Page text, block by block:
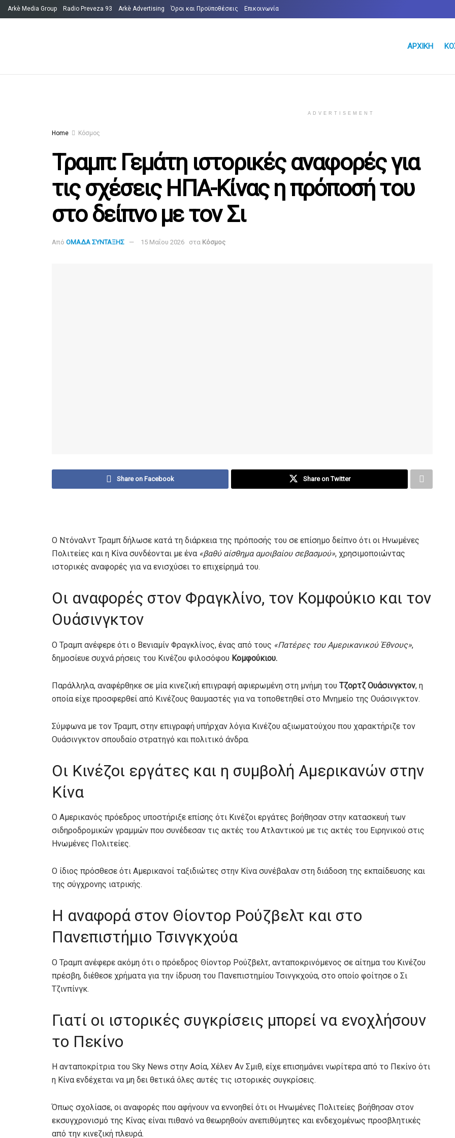
Arkè Media Group Radio Preveza 93 Arkè Advertising Όροι και Προϋποθέσεις Επικοινωνία
ΑΡΧΙΚΉ
ADVERTISEMENT
Home Κόσμος
Τραμπ: Γεμάτη ιστορικές αναφορές για
τις σχέσεις ΗΠΑ-Κίνας η πρόποσή του
στο δείπνο με τον Σι
Από ΟΜΑΔΑ ΣΥΝΤΑΞΗΣ 15 Μαΐου 2026 στα Κόσμος
Share on Facebook Share on Twitter
Ο Ντόναλντ Τραμπ δήλωσε κατά τη διάρκεια της πρόποσής του σε επίσημο δείπνο ότι οι Ηνωμένες
Πολιτείες και η Κίνα συνδέονται με ένα «βαθύ αίσθημα αμοιβαίου σεβασμού», χρησιμοποιώντας
ιστορικές αναφορές για να ενισχύσει το επιχείρημά του.
Οι αναφορές στον Φραγκλίνο, τον Κομφούκιο και τον
Ουάσινγκτον
Ο Τραμπ ανέφερε ότι ο Βενιαμίν Φραγκλίνος, ένας από τους «Πατέρες του Αμερικανικού Έθνους»,
δημοσίευε συχνά ρήσεις του Κινέζου φιλοσόφου Κομφούκιου.
Παράλληλα, αναφέρθηκε σε μία κινεζική επιγραφή αφιερωμένη στη μνήμη του Τζορτζ Ουάσινγκτον, η
οποία είχε προσφερθεί από Κινέζους θαυμαστές για να τοποθετηθεί στο Μνημείο της Ουάσινγκτον.
Σύμφωνα με τον Τραμπ, στην επιγραφή υπήρχαν λόγια Κινέζου αξιωματούχου που χαρακτήριζε τον
Ουάσινγκτον σπουδαίο στρατηγό και πολιτικό άνδρα.
Οι Κινέζοι εργάτες και η συμβολή Αμερικανών στην
Κίνα
Ο Αμερικανός πρόεδρος υποστήριξε επίσης ότι Κινέζοι εργάτες βοήθησαν στην κατασκευή των
σιδηροδρομικών γραμμών που συνέδεσαν τις ακτές του Ατλαντικού με τις ακτές του Ειρηνικού στις
Ηνωμένες Πολιτείες.
Ο ίδιος πρόσθεσε ότι Αμερικανοί ταξιδιώτες στην Κίνα συνέβαλαν στη διάδοση της εκπαίδευσης και
της σύγχρονης ιατρικής.
Η αναφορά στον Θίοντορ Ρούζβελτ και στο
Πανεπιστήμιο Τσινγκχούα
Ο Τραμπ ανέφερε ακόμη ότι ο πρόεδρος Θίοντορ Ρούζβελτ, ανταποκρινόμενος σε αίτημα του Κινέζου
πρέσβη, διέθεσε χρήματα για την ίδρυση του Πανεπιστημίου Τσινγκχούα, στο οποίο φοίτησε ο Σι
Τζινπίνγκ.
Γιατί οι ιστορικές συγκρίσεις μπορεί να ενοχλήσουν
το Πεκίνο
Η ανταποκρίτρια του Sky News στην Ασία, Χέλεν Αν Σμιθ, είχε επισημάνει νωρίτερα από το Πεκίνο ότι
η Κίνα ενδέχεται να μη δει θετικά όλες αυτές τις ιστορικές συγκρίσεις.
Όπως σχολίασε, οι αναφορές που αφήνουν να εννοηθεί ότι οι Ηνωμένες Πολιτείες βοήθησαν στον
εκσυγχρονισμό της Κίνας είναι πιθανό να θεωρηθούν ανεπιθύμητες και ενδεχομένως προσβλητικές
από την κινεζική πλευρά.